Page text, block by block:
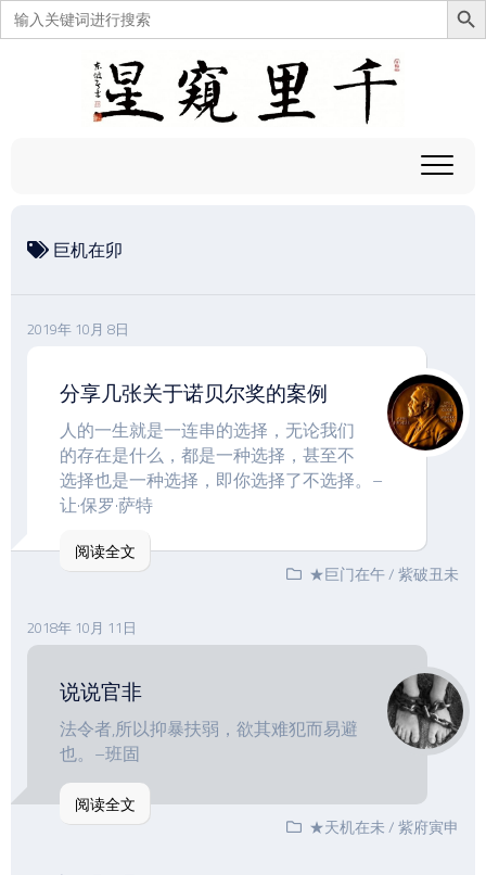
搜
索：
巨机在卯
2019年 10月 8日
分享几张关于诺贝尔奖的案例
人的一生就是一连串的选择，无论我们
的存在是什么，都是一种选择，甚至不
选择也是一种选择，即你选择了不选择。–
让·保罗·萨特
阅读全文
★巨门在午/紫破丑未
2018年 10月 11日
说说官非
法令者,所以抑暴扶弱，欲其难犯而易避
也。–班固
阅读全文
★天机在未/紫府寅申